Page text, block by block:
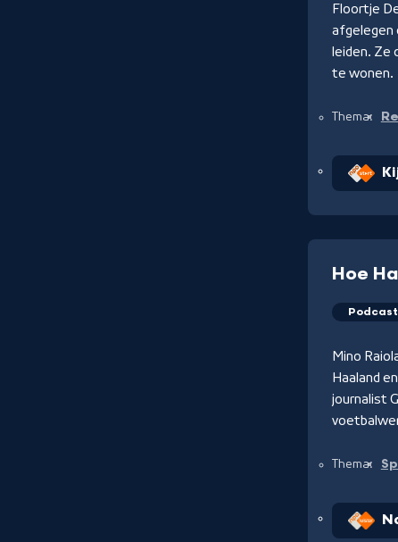
Floortje
afgelegen
leiden. Ze
te wonen.
Thema:
Hoe
Podcast
Mino
Haaland
journalist
Thema: